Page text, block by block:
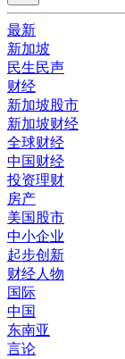
最新
新加坡
民生民声
财经
新加坡股市
新加坡财经
全球财经
中国财经
投资理财
房产
美国股市
中小企业
起步创新
财经人物
国际
中国
东南亚
言论